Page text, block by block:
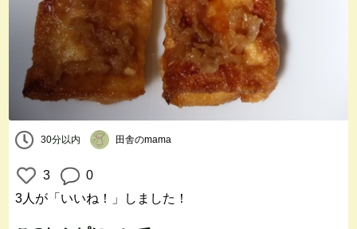
30分以内 田舎のmama
3
0
3人 が「いいね！」しました！